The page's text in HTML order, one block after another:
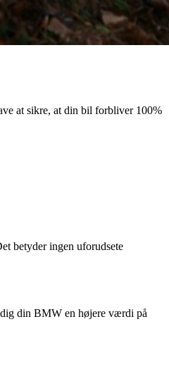
at sikre, at din bil forbliver 100%
betyder ingen uforudsete
din BMW en højere værdi på